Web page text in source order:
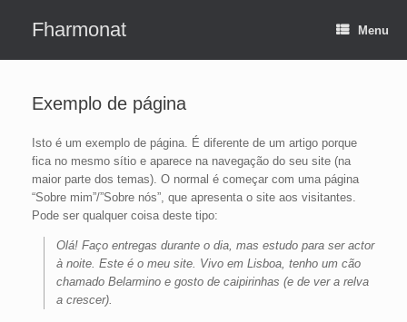
Fharmonat Menu
Exemplo de página
Isto é um exemplo de página. É diferente de um artigo porque
fica no mesmo sítio e aparece na navegação do seu site (na
maior parte dos temas). O normal é começar com uma página
“Sobre mim”/”Sobre nós”, que apresenta o site aos visitantes.
Pode ser qualquer coisa deste tipo:
Olá! Faço entregas durante o dia, mas estudo para ser actor
à noite. Este é o meu site. Vivo em Lisboa, tenho um cão
chamado Belarmino e gosto de caipirinhas (e de ver a relva
a crescer).